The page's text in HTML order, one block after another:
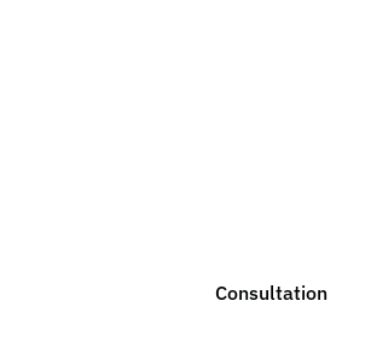
Consultation